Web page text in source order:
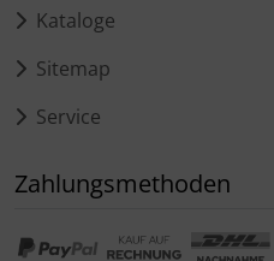
Kataloge
Sitemap
Service
Zahlungsmethoden